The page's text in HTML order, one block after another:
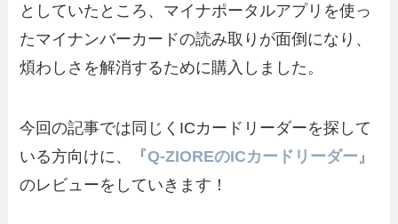
としていたところ、マイナポータルアプリを使っ
たマイナンバーカードの読み取りが面倒になり、
煩わしさを解消するために購入しました。
今回の記事では同じくICカードリーダーを探して
いる方向けに、『Q-ZIOREのICカードリーダー 』
のレビューをしていきます！